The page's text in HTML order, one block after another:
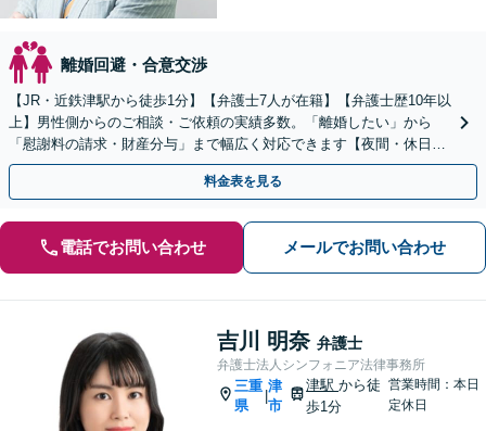
離婚回避・合意交渉
【JR・近鉄津駅から徒歩1分】【弁護士7人が在籍】【弁護士歴10年以
上】男性側からのご相談・ご依頼の実績多数。「離婚したい」から
「慰謝料の請求・財産分与」まで幅広く対応できます【夜間・休日の
相談可能】【LINEで相談予約】
料金表を見る
電話でお問い合わせ メールでお問い合わせ
吉川 明奈 弁護士
弁護士法人シンフォニア法律事務所
三重
県
|
津
市
津駅から徒
歩1分
営業時間：本日
定休日